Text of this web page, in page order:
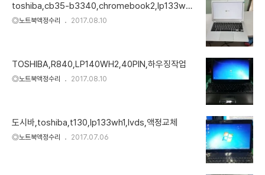
toshiba,cb35-b3340,chromebook2,lp133wf2
(sp)(a1),민짜
◎노트북액정수리 2017.08.10
TOSHIBA,R840,LP140WH2,40PIN,하우징작업
◎노트북액정수리 2017.08.10
도시바,toshiba,t130,lp133wh1,lvds,액정교체
◎노트북액정수리 2017.07.06